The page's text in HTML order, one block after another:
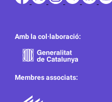
Amb la col·laboració:
Membres associats: